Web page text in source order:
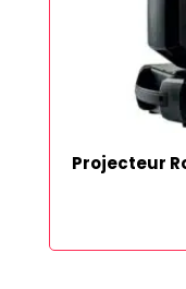
Projecteur